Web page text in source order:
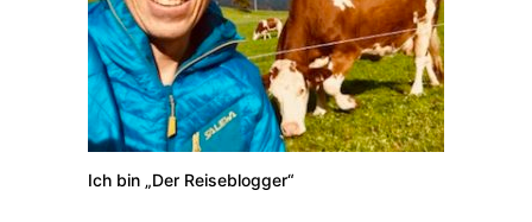
Ich bin „Der Reiseblogger“